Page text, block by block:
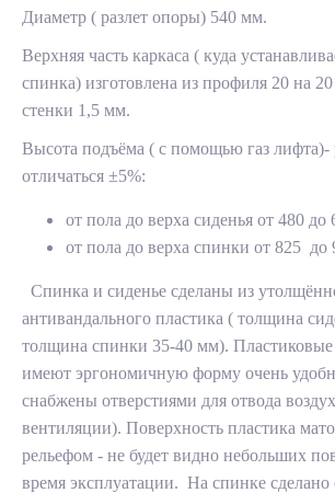
Диаметр ( разлет опоры) 540 мм.
Верхняя часть каркаса ( куда
спинка) изготовлена из профиля 20 на
стенки 1,5 мм.
Высота подъёма ( с помощью газ лифта)-
отличаться ±5%:
от пола до верха сиденья от 480 до
от пола до верха спинки от 825 до
Спинка и сиденье сделаны из
антивандального пластика ( толщина
толщина спинки 35-40 мм).
имеют эргономичную форму очень
снабжены отверстиями для отвода
вентиляции). Поверхность пластика
рельефом - не будет видно небольших
время эксплуатации. На спинке сделано